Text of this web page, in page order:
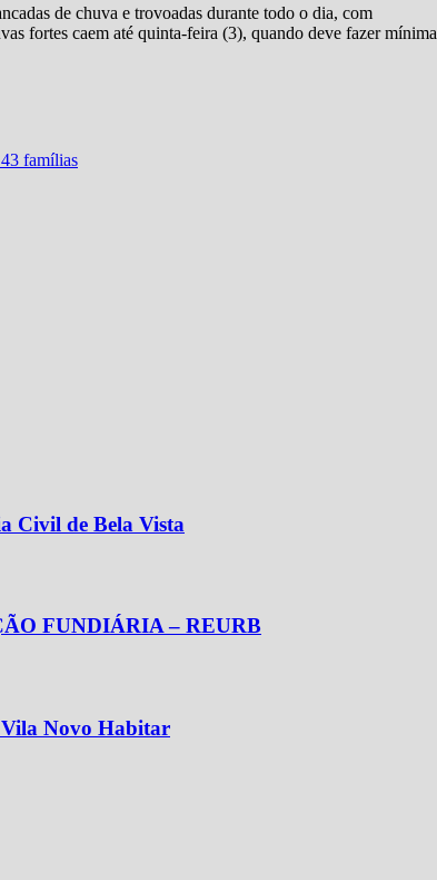
de chuva e trovoadas durante todo o dia, com
fortes caem até quinta-feira (3), quando deve fazer mínima
famílias
Civil de Bela Vista
FUNDIÁRIA – REURB
Novo Habitar